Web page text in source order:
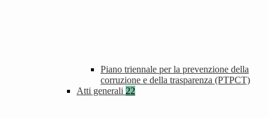
Piano triennale per la prevenzione della
corruzione e della trasparenza (PTPCT)
Atti generali 22